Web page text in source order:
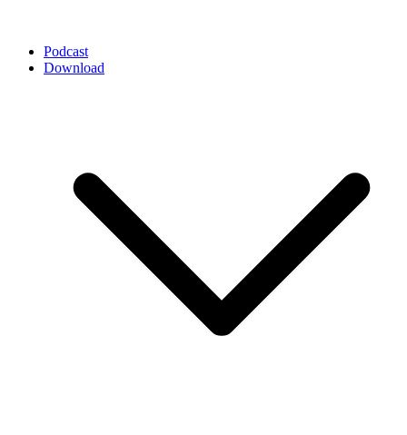
Podcast
Download